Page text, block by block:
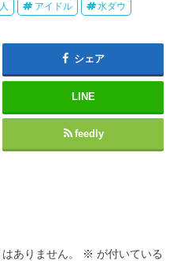
アイドル 水ダウ
シェア
LINE
feedly
ありません。 ※ が付いている